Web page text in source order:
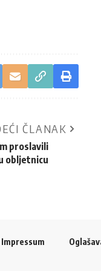
ČLANAK
proslavili
obljetnicu
Impressum